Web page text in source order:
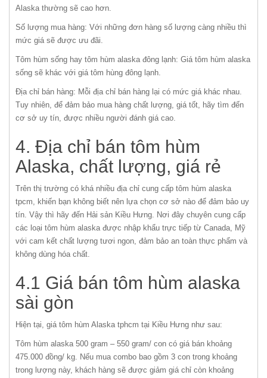
Alaska thường sẽ cao hơn.
Số lượng mua hàng: Với những đơn hàng số lượng càng nhiều thì
mức giá sẽ được ưu đãi.
Tôm hùm sống hay tôm hùm alaska đông lạnh: Giá tôm hùm alaska
sống sẽ khác với giá tôm hùng đông lạnh.
Địa chỉ bán hàng: Mỗi địa chỉ bán hàng lại có mức giá khác nhau.
Tuy nhiên, để đảm bảo mua hàng chất lượng, giá tốt, hãy tìm đến
cơ sở uy tín, được nhiều người đánh giá cao.
4. Địa chỉ bán tôm hùm
Alaska, chất lượng, giá rẻ
Trên thị trường có khá nhiều địa chỉ cung cấp tôm hùm alaska
tpcm, khiến bạn không biết nên lựa chọn cơ sở nào để đảm bảo uy
tín. Vậy thì hãy đến Hải sản Kiều Hưng. Nơi đây chuyên cung cấp
các loại tôm hùm alaska được nhập khẩu trực tiếp từ Canada, Mỹ
với cam kết chất lượng tươi ngon, đảm bảo an toàn thực phẩm và
không dùng hóa chất.
4.1 Giá bán tôm hùm alaska
sài gòn
Hiện tại, giá tôm hùm Alaska tphcm tại Kiều Hưng như sau:
Tôm hùm alaska 500 gram – 550 gram/ con có giá bán khoảng
475.000 đồng/ kg. Nếu mua combo bao gồm 3 con trong khoảng
trong lượng này, khách hàng sẽ được giảm giá chỉ còn khoảng